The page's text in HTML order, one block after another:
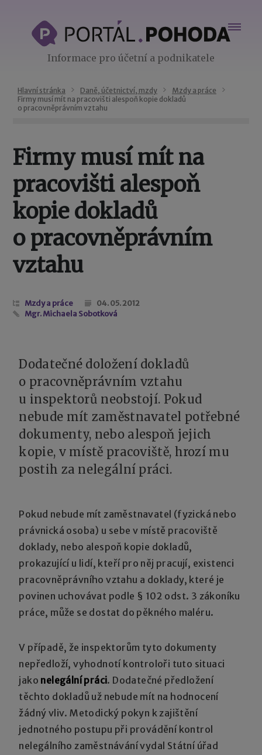
Informace pro účetní a podnikatele
Hlavní stránka Daně, účetnictví, mzdy
Mzdy a práce
Firmy musí mít na pracovišti alespoň kopie dokladů
o pracovněprávním vztahu
Firmy musí mít na
pracovišti alespoň
kopie dokladů
o pracovněprávním
vztahu
Mzdy a práce
04. 05. 2012
Mgr. Michaela Sobotková
Dodatečné doložení dokladů
o pracovněprávním vztahu
u inspektorů neobstojí. Pokud
nebude mít zaměstnavatel potřebné
dokumenty, nebo alespoň jejich
kopie, v místě pracoviště, hrozí mu
postih za nelegální práci.
Pokud nebude mít zaměstnavatel (fyzická nebo
právnická osoba) u sebe v místě pracoviště
doklady, nebo alespoň kopie dokladů,
prokazující u lidí, kteří pro něj pracují, existenci
pracovněprávního vztahu a doklady, které je
povinen uchovávat podle § 102 odst. 3 zákoníku
práce, může se dostat do pěkného maléru.
V případě, že inspektorům tyto dokumenty
nepředloží, vyhodnotí kontroloři tuto situaci
jako nelegální práci. Dodatečné předložení
těchto dokladů už nebude mít na hodnocení
žádný vliv. Metodický pokyn k zajištění
jednotného postupu při provádění kontrol
nelegálního zaměstnávání vydal Státní úřad